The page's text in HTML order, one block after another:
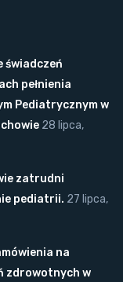
świadczeń
pełnienia
Pediatrycznym w
28 lipca,
zatrudni
pediatrii. 27 lipca,
na
zdrowotnych w